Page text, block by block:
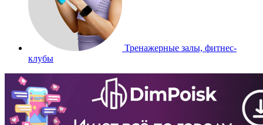
Тренажерные залы, фитнес-
клубы